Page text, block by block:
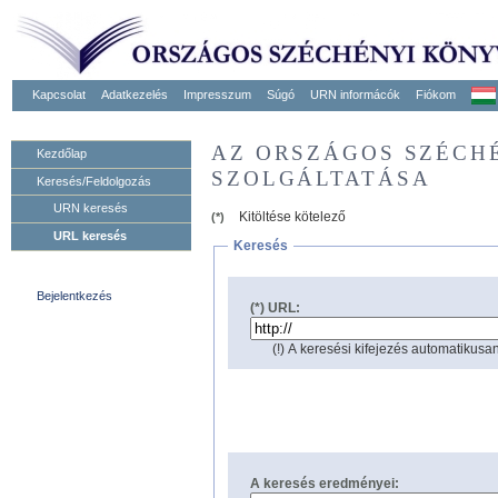
Kapcsolat Adatkezelés Impresszum Súgó URN informácók Fiókom
Kezdőlap
Keresés/Feldolgozás
URN keresés
URL keresés
Bejelentkezés
AZ ORSZÁGOS
SZOLGÁLTATÁSA
(*)
Kitöltése kötelező
Keresés
(*) URL:
(!) A keresési kifejezés
A keresés eredményei: